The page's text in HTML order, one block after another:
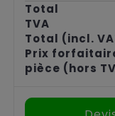
Total
TVA
Total (incl.
Prix
pièce (hors